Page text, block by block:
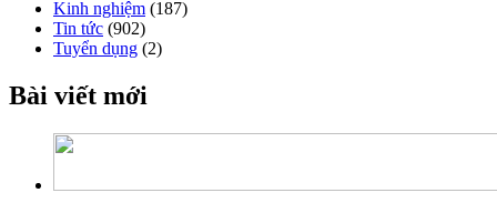
Kinh nghiệm (187)
Tin tức (902)
Tuyển dụng (2)
Bài viết mới